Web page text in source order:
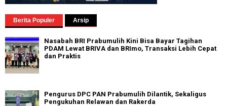
Berita Populer Arsip
Nasabah BRI Prabumulih Kini Bisa Bayar Tagihan
PDAM Lewat BRIVA dan BRImo, Transaksi Lebih Cepat
dan Praktis
Pengurus DPC PAN Prabumulih Dilantik, Sekaligus
Pengukuhan Relawan dan Rakerda